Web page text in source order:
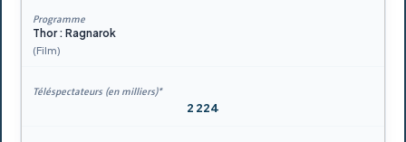
Thor : Ragnarok
(Film)
2 224